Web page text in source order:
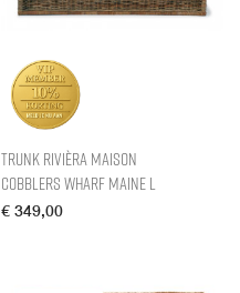
Trunk Rivièra Maison
Cobblers Wharf Maine L
€ 349,00